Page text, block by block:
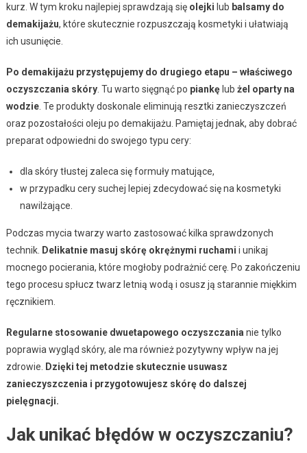
kurz. W tym kroku najlepiej sprawdzają się olejki lub balsamy do
demakijażu, które skutecznie rozpuszczają kosmetyki i ułatwiają
ich usunięcie.
Po demakijażu przystępujemy do drugiego etapu – właściwego
oczyszczania skóry. Tu warto sięgnąć po piankęlub żel oparty na
wodzie. Te produkty doskonale eliminują resztki zanieczyszczeń
oraz pozostałości oleju po demakijażu. Pamiętaj jednak, aby dobrać
preparat odpowiedni do swojego typu cery:
dla skóry tłustej zaleca się formuły matujące,
w przypadku cery suchej lepiej zdecydować się na kosmetyki
nawilżające.
Podczas mycia twarzy warto zastosować kilka sprawdzonych
technik. Delikatnie masuj skórę okrężnymi ruchami i unikaj
mocnego pocierania, które mogłoby podrażnić cerę. Po zakończeniu
tego procesu spłucz twarz letnią wodą i osusz ją starannie miękkim
ręcznikiem.
Regularne stosowanie dwuetapowego oczyszczania nie tylko
poprawia wygląd skóry, ale ma również pozytywny wpływ na jej
zdrowie. Dzięki tej metodzie skutecznie usuwasz
zanieczyszczenia i przygotowujesz skórę do dalszej
pielęgnacji.
Jak unikać błędów w oczyszczaniu?